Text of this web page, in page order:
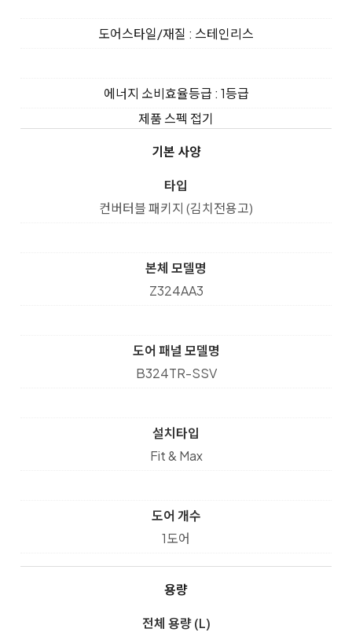
도어스타일/재질 : 스테인리스
에너지 소비효율등급 : 1등급
제품 스펙 접기
기본 사양
타입
컨버터블 패키지 (김치전용고)
본체 모델명
Z324AA3
도어 패널 모델명
B324TR-SSV
설치타입
Fit & Max
도어 개수
1도어
용량
전체 용량 (L)